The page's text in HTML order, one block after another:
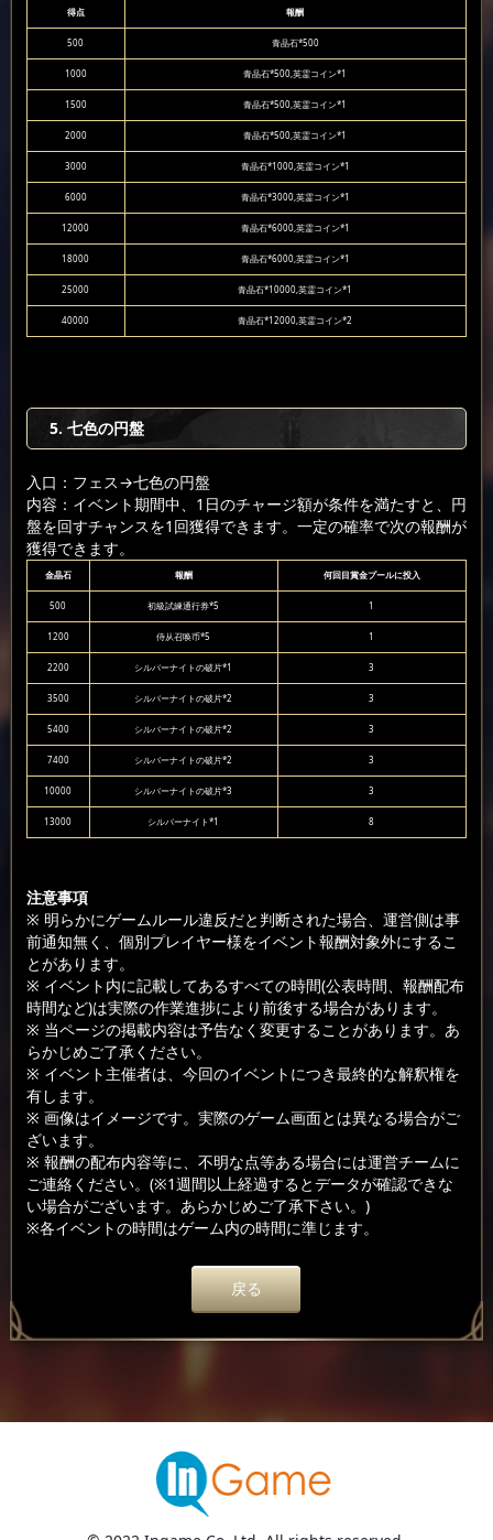
得点 報酬
500 青晶石*500
1000 青晶石*500,英霊コイン*1
1500 青晶石*500,英霊コイン*1
2000 青晶石*500,英霊コイン*1
3000 青晶石*1000,英霊コイン*1
6000 青晶石*3000,英霊コイン*1
12000 青晶石*6000,英霊コイン*1
18000 青晶石*6000,英霊コイン*1
25000 青晶石*10000,英霊コイン*1
40000 青晶石*12000,英霊コイン*2
5. 七色の円盤
入口：フェス→七色の円盤
内容：イベント期間中、1日のチャージ額が条件を満たすと、円
盤を回すチャンスを1回獲得できます。一定の確率で次の報酬が
獲得できます。
金晶石 報酬 何回目賞金プールに投入
500 初級試練通行券*5 1
1200 侍从召唤币*5 1
2200 シルバーナイトの破片*1 3
3500 シルバーナイトの破片*2 3
5400 シルバーナイトの破片*2 3
7400 シルバーナイトの破片*2 3
10000 シルバーナイトの破片*3 3
13000 シルバーナイト*1 8
注意事項
※ 明らかにゲームルール違反だと判断された場合、運営側は事
前通知無く、個別プレイヤー様をイベント報酬対象外にするこ
とがあります。
※ イベント内に記載してあるすべての時間(公表時間、報酬配布
時間など)は実際の作業進捗により前後する場合があります。
※ 当ページの掲載内容は予告なく変更することがあります。あ
らかじめご了承ください。
※ イベント主催者は、今回のイベントにつき最終的な解釈権を
有します。
※ 画像はイメージです。実際のゲーム画面とは異なる場合がご
ざいます。
※ 報酬の配布内容等に、不明な点等ある場合には運営チームに
ご連絡ください。(※1週間以上経過するとデータが確認できな
い場合がございます。あらかじめご了承下さい。)
※各イベントの時間はゲーム内の時間に準じます。
戻る